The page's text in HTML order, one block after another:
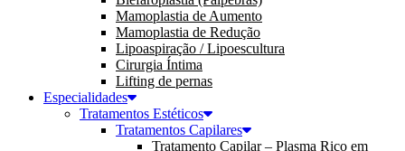
Mamoplastia de Aumento
Mamoplastia de Redução
Lipoaspiração / Lipoescultura
Cirurgia Íntima
Lifting de pernas
Especialidades
Tratamentos Estéticos
Tratamentos Capilares
Tratamento Capilar – Plasma Rico em